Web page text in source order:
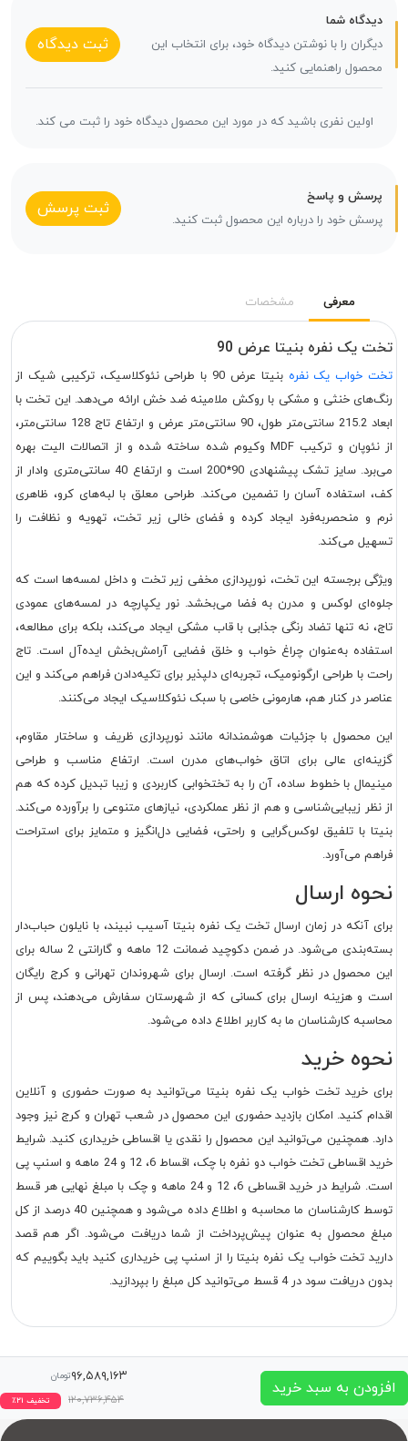
دیدگاه شما
دیگران را با نوشتن دیدگاه خود، برای انتخاب این
محصول راهنمایی کنید.
ثبت دیدگاه
اولین نفری باشید که در مورد این محصول دیدگاه خود را ثبت می کند.
پرسش و پاسخ
پرسش خود را درباره این محصول ثبت کنید.
ثبت پرسش
معرفی مشخصات
تخت یک نفره بنیتا عرض 90
تخت خواب یک نفره
بنیتا عرض 90 با طراحی نئوکلاسیک، ترکیبی شیک از
رنگ‌های خنثی و مشکی با روکش ملامینه ضد خش ارائه می‌دهد. این تخت با
ابعاد 215.2 سانتی‌متر طول، 90 سانتی‌متر عرض و ارتفاع تاج 128 سانتی‌متر،
از نئوپان و ترکیب MDF وکیوم شده ساخته شده و از اتصالات الیت بهره
می‌برد. سایز تشک پیشنهادی 90*200 است و ارتفاع 40 سانتی‌متری وادار از
کف، استفاده آسان را تضمین می‌کند. طراحی معلق با لبه‌های کرو، ظاهری
نرم و منحصربه‌فرد ایجاد کرده و فضای خالی زیر تخت، تهویه و نظافت را
تسهیل می‌کند.
ویژگی برجسته این تخت، نورپردازی مخفی زیر تخت و داخل لمسه‌ها است که
جلوه‌ای لوکس و مدرن به فضا می‌بخشد. نور یکپارچه در لمسه‌های عمودی
تاج، نه تنها تضاد رنگی جذابی با قاب مشکی ایجاد می‌کند، بلکه برای مطالعه،
استفاده به‌عنوان چراغ خواب و خلق فضایی آرامش‌بخش ایده‌آل است. تاج
راحت با طراحی ارگونومیک، تجربه‌ای دلپذیر برای تکیه‌دادن فراهم می‌کند و این
عناصر در کنار هم، هارمونی خاصی با سبک نئوکلاسیک ایجاد می‌کنند.
این محصول با جزئیات هوشمندانه مانند نورپردازی ظریف و ساختار مقاوم،
گزینه‌ای عالی برای اتاق خواب‌های مدرن است. ارتفاع مناسب و طراحی
مینیمال با خطوط ساده، آن را به تختخوابی کاربردی و زیبا تبدیل کرده که هم
از نظر زیبایی‌شناسی و هم از نظر عملکردی، نیازهای متنوعی را برآورده می‌کند.
بنیتا با تلفیق لوکس‌گرایی و راحتی، فضایی دل‌انگیز و متمایز برای استراحت
فراهم می‌آورد.
نحوه ارسال
برای آنکه در زمان ارسال تخت یک نفره بنیتا آسیب نبیند، با نایلون حباب‌دار
بسته‌بندی می‌شود. در ضمن دکوچید ضمانت 12 ماهه و گارانتی 2 ساله برای
این محصول در نظر گرفته است. ارسال برای شهروندان تهرانی و کرج رایگان
است و هزینه ارسال برای کسانی که از شهرستان سفارش می‌دهند، پس از
محاسبه کارشناسان ما به کاربر اطلاع داده می‌شود.
نحوه خرید
برای خرید تخت خواب یک نفره بنیتا می‌توانید به صورت حضوری و آنلاین
اقدام کنید. امکان بازدید حضوری این محصول در شعب تهران و کرج نیز وجود
دارد. همچنین می‌توانید این محصول را نقدی یا اقساطی خریداری کنید. شرایط
خرید اقساطی تخت خواب دو نفره با چک، اقساط 6، 12 و 24 ماهه و اسنپ پی
است. شرایط در خرید اقساطی 6، 12 و 24 ماهه و چک با مبلغ نهایی هر قسط
توسط کارشناسان ما محاسبه و اطلاع داده می‌شود و همچنین 40 درصد از کل
مبلغ محصول به عنوان پیش‌پرداخت از شما دریافت می‌شود. اگر هم قصد
دارید تخت خواب یک نفره بنیتا را از اسنپ پی خریداری کنید باید بگوییم که
بدون دریافت سود در 4 قسط می‌توانید کل مبلغ را بپردازید.
افزودن به سبد خرید
۹۶,۵۸۹,۱۶۳تومان
۱۲۰,۷۳۶,۴۵۴ تخفیف ۲۱٪